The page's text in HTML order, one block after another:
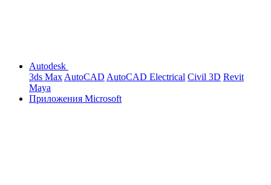
Autodesk
3ds Max AutoCAD AutoCAD Electrical Civil 3D Revit
Maya
Приложения Microsoft